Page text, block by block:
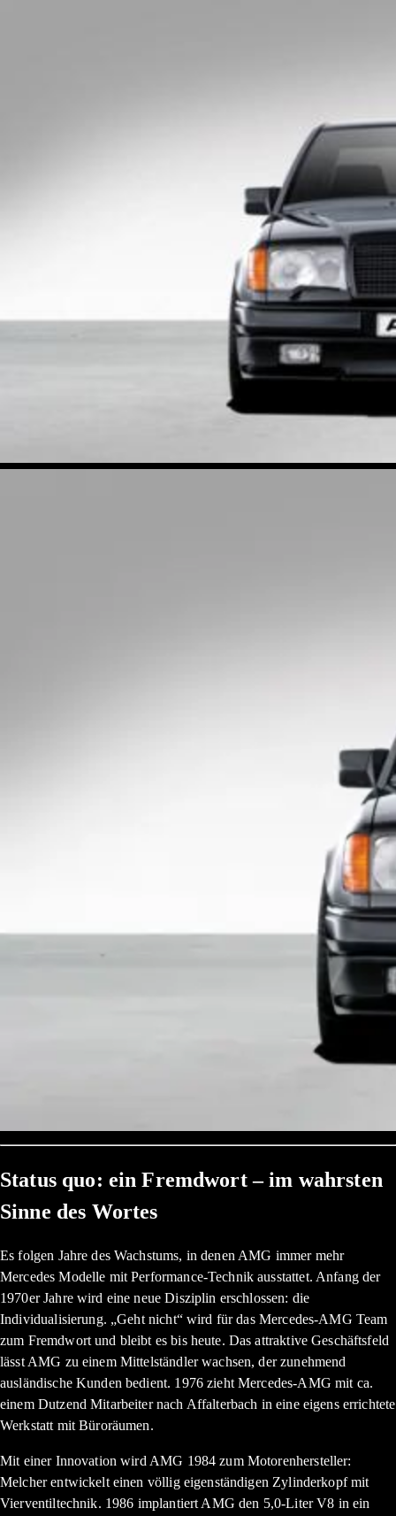
Status quo: ein Fremdwort – im wahrsten
Sinne des Wortes
Es folgen Jahre des Wachstums, in denen AMG immer mehr
Mercedes Modelle mit Performance-Technik ausstattet. Anfang der
1970er Jahre wird eine neue Disziplin erschlossen: die
Individualisierung. „Geht nicht“ wird für das Mercedes-AMG Team
zum Fremdwort und bleibt es bis heute. Das attraktive Geschäftsfeld
lässt AMG zu einem Mittelständler wachsen, der zunehmend
ausländische Kunden bedient. 1976 zieht Mercedes-AMG mit ca.
einem Dutzend Mitarbeiter nach Affalterbach in eine eigens errichtete
Werkstatt mit Büroräumen.
Mit einer Innovation wird AMG 1984 zum Motorenhersteller:
Melcher entwickelt einen völlig eigenständigen Zylinderkopf mit
Vierventiltechnik. 1986 implantiert AMG den 5,0-Liter V8 in ein